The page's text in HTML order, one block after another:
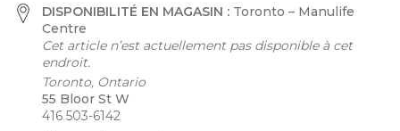
DISPONIBILITÉ EN MAGASIN : Toronto – Manulife
Centre
Cet article n’est actuellement pas disponible à cet
endroit.
Toronto, Ontario
55 Bloor St W
416 503-6142